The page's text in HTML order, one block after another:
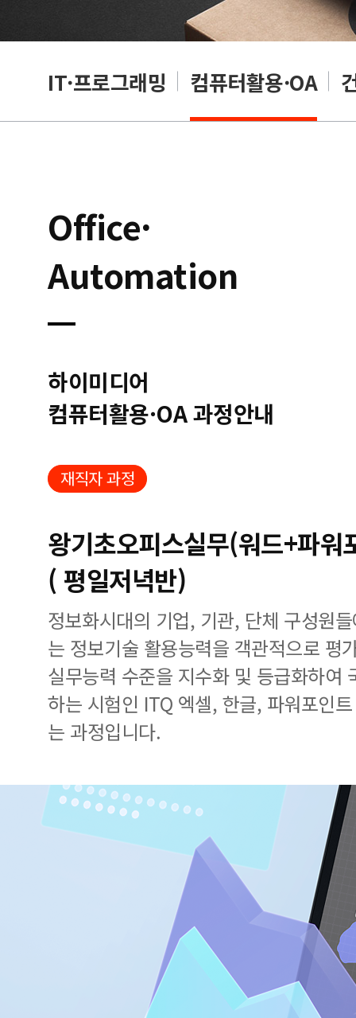
IT·프로그래밍 컴퓨터활용·OA
Office·
Automation
하이미디어
컴퓨터활용·OA 과정안내
재직자 과정
왕기초오피스실무(워드+파
( 평일저녁반)
정보화시대의 기업, 기관, 단체 구성원
는 정보기술 활용능력을 객관적으로 평
실무능력 수준을 지수화 및 등급화하여
하는 시험인 ITQ 엑셀, 한글, 파워포인
는 과정입니다.